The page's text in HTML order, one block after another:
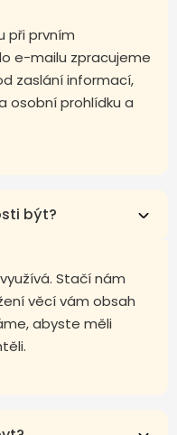
při prvním
e-mailu zpracujeme
zaslání informací,
osobní prohlídku a
být?
Stačí nám
věcí vám obsah
abyste měli